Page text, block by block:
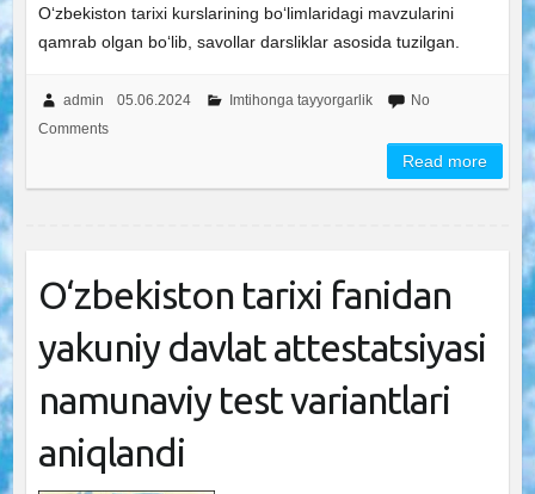
O‘zbekiston tarixi kurslarining bo‘limlaridagi mavzularini
qamrab olgan bo‘lib, savollar darsliklar asosida tuzilgan.
admin 05.06.2024 Imtihonga tayyorgarlik
No
Comments
Read more
O‘zbekiston tarixi fanidan
yakuniy davlat attestatsiyasi
namunaviy test variantlari
aniqlandi